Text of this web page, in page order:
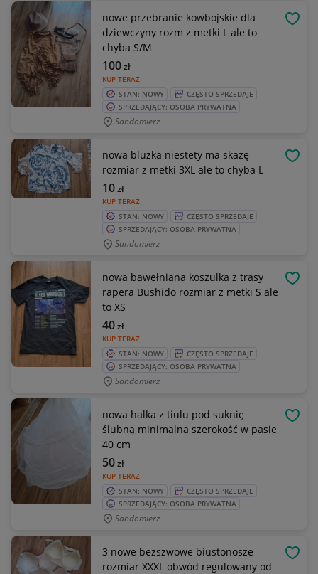
nowe przebranie kowbojskie dla
dziewczyny rozm z metki L ale to
chyba S/M
KUP TERAZ
100zł
STAN: NOWY
CZĘSTO SPRZEDAJE
SPRZEDAJĄCY: OSOBA PRYWATNA
Sandomierz
nowa bluzka niestety ma skazę
rozmiar z metki 3XL ale to chyba L
KUP TERAZ
10zł
STAN: NOWY
CZĘSTO SPRZEDAJE
SPRZEDAJĄCY: OSOBA PRYWATNA
Sandomierz
nowa bawełniana koszulka z trasy
rapera Bushido rozmiar z metki S ale
to XS
KUP TERAZ
40zł
STAN: NOWY
CZĘSTO SPRZEDAJE
SPRZEDAJĄCY: OSOBA PRYWATNA
Sandomierz
nowa halka z tiulu pod suknię
ślubną minimalna szerokość w pasie
40 cm
KUP TERAZ
50zł
STAN: NOWY
CZĘSTO SPRZEDAJE
SPRZEDAJĄCY: OSOBA PRYWATNA
Sandomierz
3 nowe bezszwowe biustonosze
rozmiar XXXL obwód regulowany od